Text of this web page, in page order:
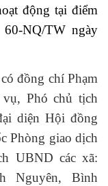
động tại điểm
NQ/TW ngày
đồng chí Phạm
Phó chủ tịch
diện Hội đồng
Phòng giao dịch
UBND các xã:
Nguyên, Bình